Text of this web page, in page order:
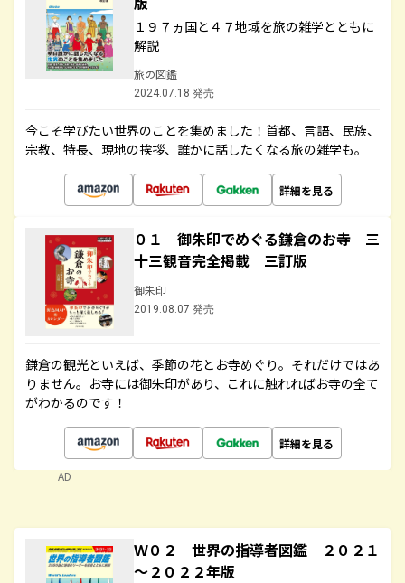
１９７ヵ国と４７地域を旅の雑学とともに
解説
旅の図鑑
2024.07.18 発売
今こそ学びたい世界のことを集めました！首都、言語、民族、
宗教、特長、現地の挨拶、誰かに話したくなる旅の雑学も。
詳細を見る
０１ 御朱印でめぐる鎌倉のお寺 三
十三観音完全掲載 三訂版
御朱印
2019.08.07 発売
鎌倉の観光といえば、季節の花とお寺めぐり。それだけではあ
りません。お寺には御朱印があり、これに触れればお寺の全て
がわかるのです！
詳細を見る
AD
Ｗ０２ 世界の指導者図鑑 ２０２１
～２０２２年版